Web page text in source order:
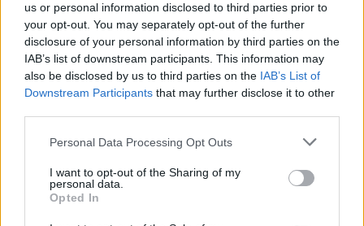
us or personal information disclosed to third parties prior to
your opt-out. You may separately opt-out of the further
disclosure of your personal information by third parties on the
IAB’s list of downstream participants. This information may
also be disclosed by us to third parties on the IAB’s List of
Downstream Participants that may further disclose it to other
Personal Data Processing Opt Outs
I want to opt-out of the Sharing of my
personal data.
Opted In
Žinios
00:01:10
Nesėkmingas bandymas: sugedo „Space X“ raketa,
praėjus vos keliosm minutėms po paleidimo
Žinios | IT ir mokslas
00:00:35
Nors Beryl silpnėja, toliau niokoja valstijas: audra
nunešė ne vieno namo stogą